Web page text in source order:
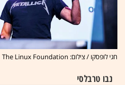
חגי לופסקו / צילום: The Linux Foundation
נבו טרבלסי